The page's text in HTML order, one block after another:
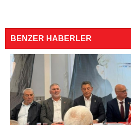
BENZER HABERLER